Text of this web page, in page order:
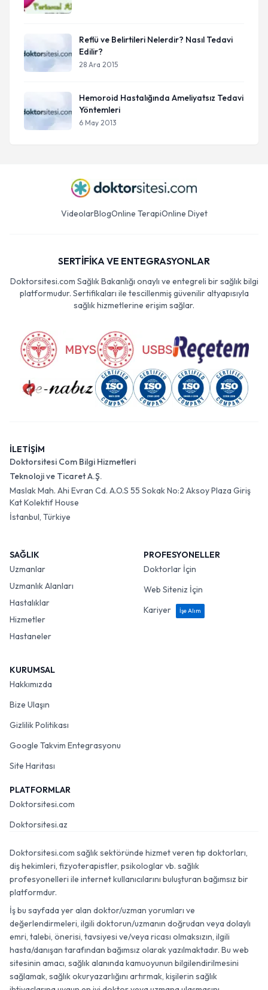
Reflü ve Belirtileri Nelerdir? Nasıl Tedavi
Edilir?
28 Ara 2015
Hemoroid Hastalığında Ameliyatsız Tedavi
Yöntemleri
6 May 2013
VideolarBlogOnline TerapiOnline Diyet
SERTİFİKA VE ENTEGRASYONLAR
Doktorsitesi.com Sağlık Bakanlığı onaylı ve entegreli bir sağlık bilgi
platformudur. Sertifikaları ile tescillenmiş güvenilir altyapısıyla
sağlık hizmetlerine erişim sağlar.
İLETİŞİM
Doktorsitesi Com Bilgi Hizmetleri
Teknoloji ve Ticaret A.Ş.
Maslak Mah. Ahi Evran Cd. A.O.S 55 Sokak No:2 Aksoy Plaza Giriş
Kat Kolektif House
İstanbul, Türkiye
SAĞLIK
Uzmanlar
Uzmanlık Alanları
Hastalıklar
Hizmetler
Hastaneler
PROFESYONELLER
Doktorlar İçin
Web Siteniz İçin
Kariyer
İşe Alım
KURUMSAL
Hakkımızda
Bize Ulaşın
Gizlilik Politikası
Google Takvim Entegrasyonu
Site Haritası
PLATFORMLAR
Doktorsitesi.com
Doktorsitesi.az
Doktorsitesi.com sağlık sektöründe hizmet veren tıp doktorları,
diş hekimleri, fizyoterapistler, psikologlar vb. sağlık
profesyonelleri ile internet kullanıcılarını buluşturan bağımsız bir
platformdur.
İş bu sayfada yer alan doktor/uzman yorumları ve
değerlendirmeleri, ilgili doktorun/uzmanın doğrudan veya dolaylı
emri, talebi, önerisi, tavsiyesi ve/veya ricası olmaksızın, ilgili
hasta/danışan tarafından bağımsız olarak yazılmaktadır. Bu web
sitesinin amacı, sağlık alanında kamuoyunun bilgilendirilmesini
sağlamak, sağlık okuryazarlığını artırmak, kişilerin sağlık